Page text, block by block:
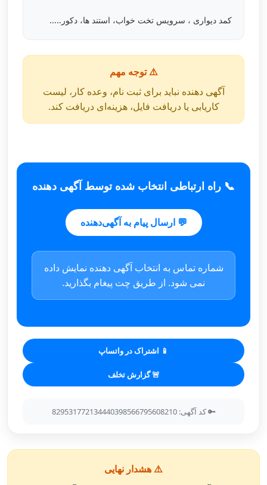
کمد دیواری ، سرویس تخت خواب، استند ها، دکور.....
⚠️ توجه مهم
آگهی دهنده نباید برای ثبت نام، وعده کار، لیست
کاریابی یا دریافت فایل، هزینه‌ای دریافت کند.
📞 راه ارتباطی انتخاب شده توسط آگهی دهنده
💬 ارسال پیام به آگهی‌دهنده
شماره تماس به انتخاب آگهی دهنده نمایش داده
نمی شود. از طریق چت پیغام بگذارید.
📱 اشتراک در واتساپ
🚨 گزارش تخلف
🔑 کد آگهی: 829531772134440398566795608210
⚠️ هشدار نهایی